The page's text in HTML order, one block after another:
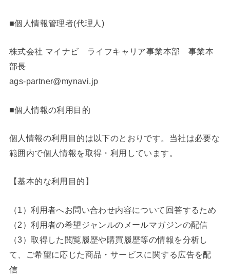
■個人情報管理者(代理人)
株式会社 マイナビ ライフキャリア事業本部 事業本
部長
ags-partner@mynavi.jp
■個人情報の利用目的
個人情報の利用目的は以下のとおりです。当社は必要な
範囲内で個人情報を取得・利用しています。
【基本的な利用目的】
（1）利用者へお問い合わせ内容について回答するため
（2）利用者の希望ジャンルのメールマガジンの配信
（3）取得した閲覧履歴や購買履歴等の情報を分析し
て、ご希望に応じた商品・サービスに関する広告を配
信